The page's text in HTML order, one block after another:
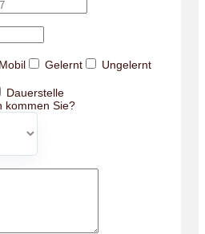
Mobil Gelernt
Ungelernt
Dauerstelle
kommen Sie?